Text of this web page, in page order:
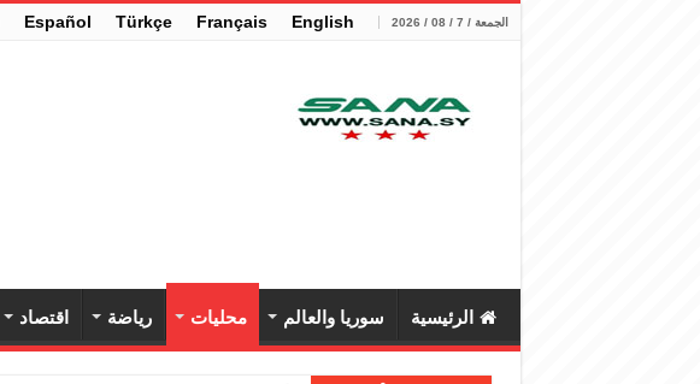
الجمعة / 7 / 08 / 2026 English
Français
Türkçe
Español
الرئيسية سوريا والعالم محليات رياضة اقتصاد